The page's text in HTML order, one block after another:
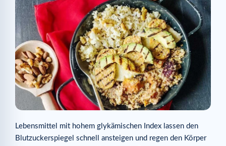
Lebensmittel mit hohem glykämischen Index lassen den
Blutzuckerspiegel schnell ansteigen und regen den Körper